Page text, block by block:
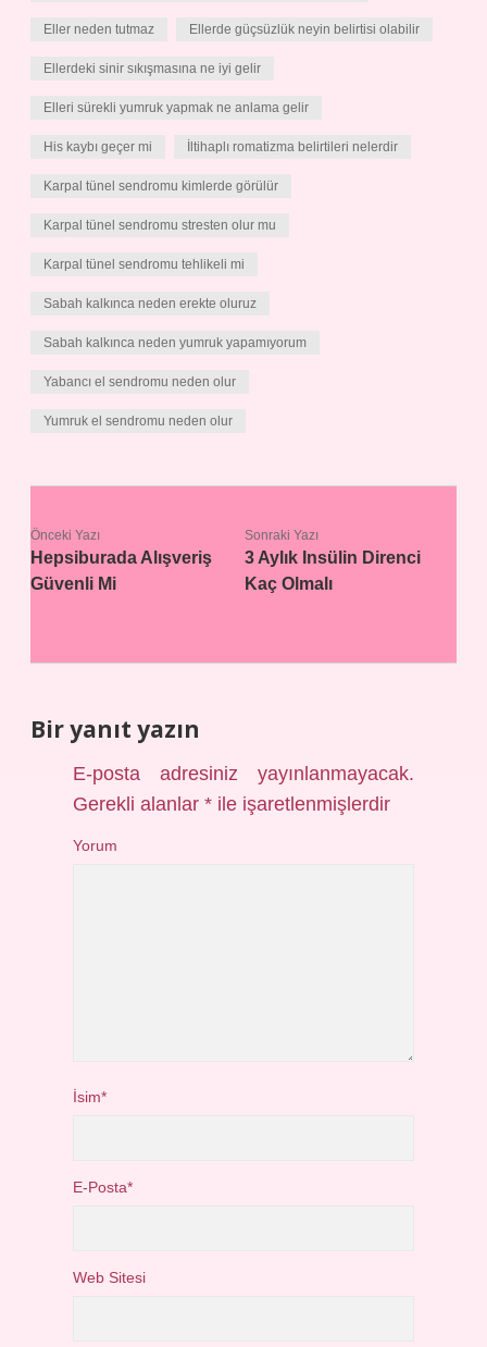
Eller neden tutmaz Ellerde güçsüzlük neyin belirtisi olabilir
Ellerdeki sinir sıkışmasına ne iyi gelir
Elleri sürekli yumruk yapmak ne anlama gelir
His kaybı geçer mi İltihaplı romatizma belirtileri nelerdir
Karpal tünel sendromu kimlerde görülür
Karpal tünel sendromu stresten olur mu
Karpal tünel sendromu tehlikeli mi
Sabah kalkınca neden erekte oluruz
Sabah kalkınca neden yumruk yapamıyorum
Yabancı el sendromu neden olur
Yumruk el sendromu neden olur
Önceki Yazı
Hepsiburada Alışveriş
Güvenli Mi
Sonraki Yazı
3 Aylık Insülin Direnci
Kaç Olmalı
Bir yanıt yazın
E-posta adresiniz yayınlanmayacak.
Gerekli alanlar* ile işaretlenmişlerdir
Yorum
İsim*
E-Posta*
Web Sitesi